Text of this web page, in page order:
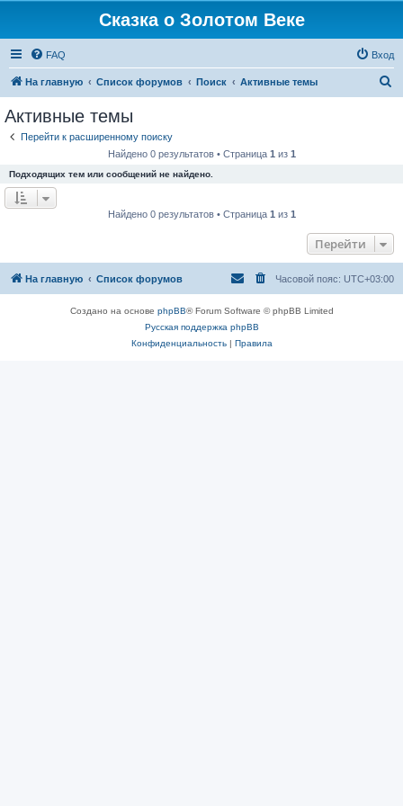
Сказка о Золотом Веке
FAQ Вход
На главную Список форумов Поиск Активные темы
Активные темы
Перейти к расширенному поиску
Найдено 0 результатов • Страница 1 из 1
Подходящих тем или сообщений не найдено.
Найдено 0 результатов • Страница 1 из 1
Перейти
На главную Список форумов Часовой пояс: UTC+03:00
Создано на основе phpBB® Forum Software © phpBB Limited
Русская поддержка phpBB
Конфиденциальность| Правила